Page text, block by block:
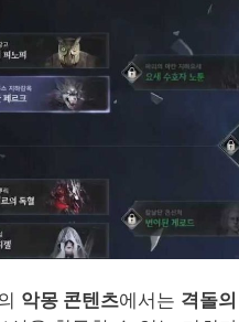
악몽 콘텐츠에서는 격돌